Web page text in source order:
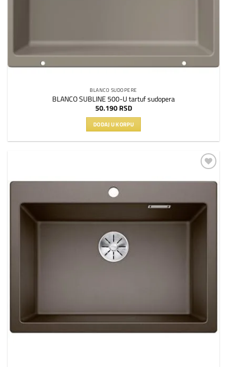
BLANCO SUDOPERE
BLANCO SUBLINE 500-U tartuf sudopera
50.190 RSD
DODAJ U KORPU
na